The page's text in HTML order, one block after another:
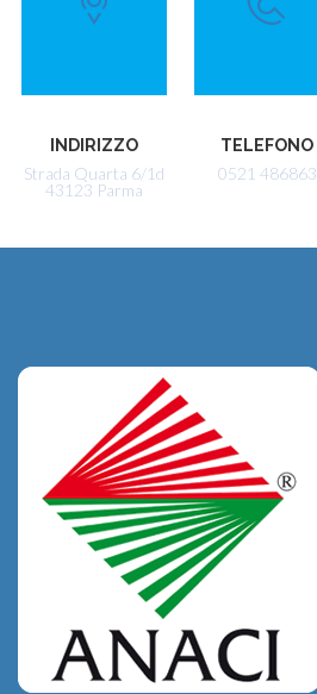
INDIRIZZO
Strada Quarta 6/1d
43123 Parma
TELEFONO
0521 486863